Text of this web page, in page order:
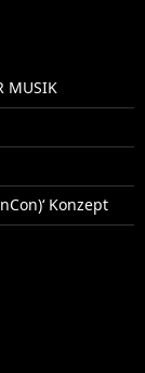
MUSIK
Konzept